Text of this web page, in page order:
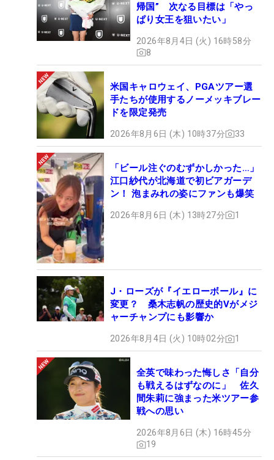
帰国” 次なる目標は「やっ
ぱり女王を狙いたい」
2026年8月4日 (火) 16時58分
8
米国キャロウェイ、PGAツアー選
手たちが使用するノーメッキブレー
ドを限定発売
2026年8月6日 (木) 10時37分 33
「ビール注ぐのむずかしかった…」
江口紗代が北海道で初ビアガーデ
ン！ 泡まみれの姿にファンも爆笑
2026年8月6日 (木) 13時27分 1
J・ローズが『イエローボール』に
変更？ 桑木志帆の歴史的Vがメジ
ャーチャンプにも影響か
2026年8月4日 (火) 10時02分 1
全英で味わった悔しさ「自分
も戦えるはずなのに」 佐久
間朱莉に強まった米ツアー参
戦への思い
2026年8月6日 (木) 16時45分
19